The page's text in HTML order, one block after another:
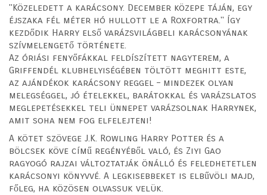
"Közeledett a karácsony. December közepe táján, egy
éjszaka fél méter hó hullott le a Roxfortra." Így
kezdődik Harry első varázsvilágbeli karácsonyának
szívmelengető története.
Az óriási fenyőfákkal feldíszített nagyterem, a
Griffendél klubhelyiségében töltött meghitt este,
az ajándékok karácsony reggel – mindezek olyan
melegséggel, jó ételekkel, barátokkal és varázslatos
meglepetésekkel teli ünnepet varázsolnak Harrynek,
amit soha nem fog elfelejteni!
A kötet szövege J.K. Rowling Harry Potter és a
bölcsek köve című regényéből való, és Ziyi Gao
ragyogó rajzai változtatják önálló és feledhetetlen
karácsonyi könyvvé. A legkisebbeket is elbűvöli majd,
főleg, ha közösen olvassuk velük.